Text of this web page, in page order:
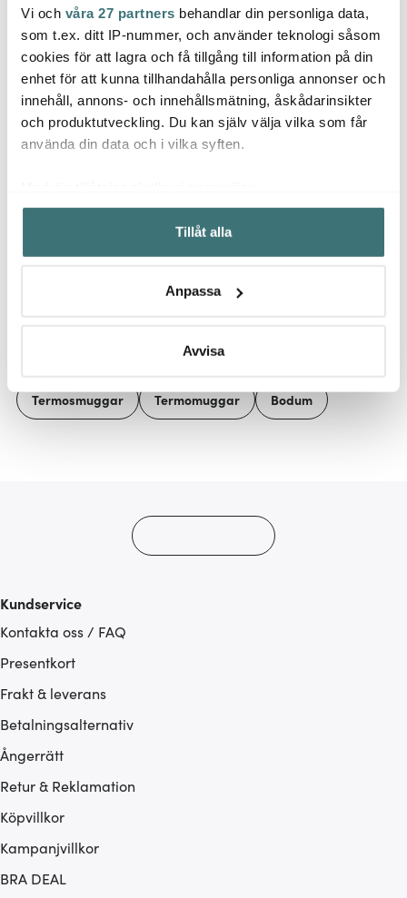
Vi och våra 27 partners behandlar din personliga data,
som t.ex. ditt IP-nummer, och använder teknologi såsom
cookies för att lagra och få tillgång till information på din
enhet för att kunna tillhandahålla personliga annonser och
innehåll, annons- och innehållsmätning, åskådarinsikter
och produktutveckling. Du kan själv välja vilka som får
använda din data och i vilka syften.
Samla in information om din geografiska plats som
kan ha en noggrannhet på upp till flera meter
Identifiera din enhet genom att aktivt skanna den för
Ta reda på mer om hur dina personliga uppgifter
Du kan ändra eller dra tillbaka ditt samtycke när som
Vi använder cookies för att innehållet och annonserna
Tillåt alla
Anpassa
Avvisa
Bodum
Mjölkskummare 22,5 cm
Svart
249 kr
I lager
Bodum
Pavina Glas 35 cl 2-
pack Klar
529 kr
I lager
Svart
739
Låt dig inspireras av våra kunder
Termosmuggar Termomuggar Bodum
Kundservice
Kontakta oss / FAQ
Presentkort
Frakt & leverans
Betalningsalternativ
Ångerrätt
Retur & Reklamation
Köpvillkor
Kampanjvillkor
BRA DEAL